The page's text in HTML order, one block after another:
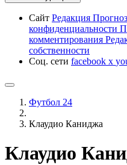
Сайт Редакция
конфиденциальности
комментирования
собственности
Соц. сети facebook x
Футбол 24
Клаудио Каниджа
Клаудио